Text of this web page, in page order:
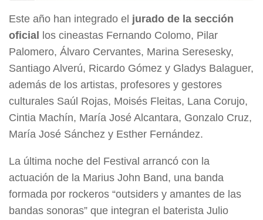
Este año han integrado el jurado de la sección
oficial
los cineastas Fernando Colomo, Pilar
Palomero, Álvaro Cervantes, Marina Seresesky,
Santiago Alverú, Ricardo Gómez y Gladys Balaguer,
además de los artistas, profesores y gestores
culturales Saúl Rojas, Moisés Fleitas, Lana Corujo,
Cintia Machín, María José Alcantara, Gonzalo Cruz,
María José Sánchez y Esther Fernández.
La última noche del Festival arrancó con la
actuación de la Marius John Band, una banda
formada por rockeros “outsiders y amantes de las
bandas sonoras” que integran el baterista Julio